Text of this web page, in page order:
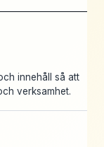
innehåll så att
verksamhet.